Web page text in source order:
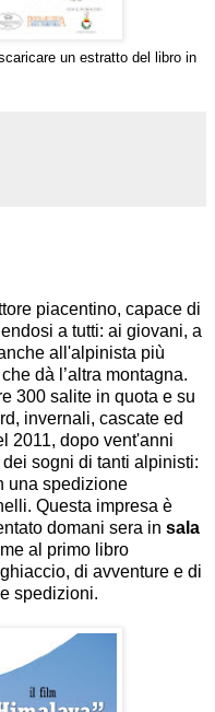
un estratto de l libro in
piacentino, capace di
a tutti: ai giovani, a
all'alpinista più
dà l’altra montagna.
300 salite in quota e su
invernali, cascate ed
2011, dopo vent'anni
sogni di tanti alpinisti:
una spedizione
Questa impresa è
domani sera in sala
al primo libro
di avventure e di
spedizioni.